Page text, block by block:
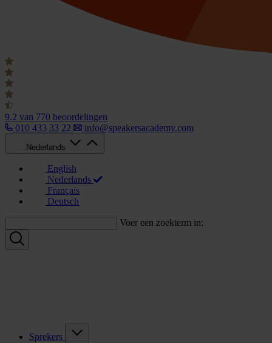
9.2 van 770 beoordelingen
010 433 33 22
info@speakersacademy.com
Nederlands
English
Nederlands
Français
Deutsch
Voer een zoekterm in:
Sprekers